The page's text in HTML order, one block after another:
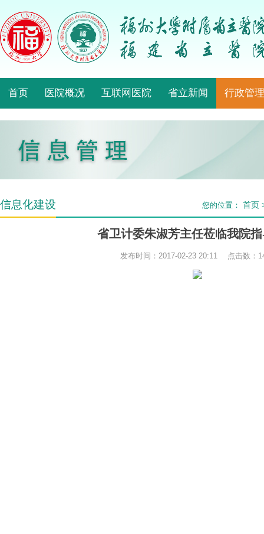
首页 医院概况 互联网医院 省立新闻 行政管理
信息化建设 您的位置： 首页
省卫计委朱淑芳主任莅临我院
发布时间：2017-02-23 20:11 点击数：